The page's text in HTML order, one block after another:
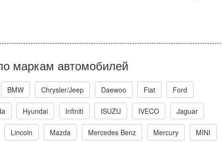
маркам автомобилей
BMW Chrysler/Jeep Daewoo Fiat Ford
Hyundai Infiniti ISUZU IVECO Jaguar
Lincoln Mazda Mercedes Benz Mercury MINI